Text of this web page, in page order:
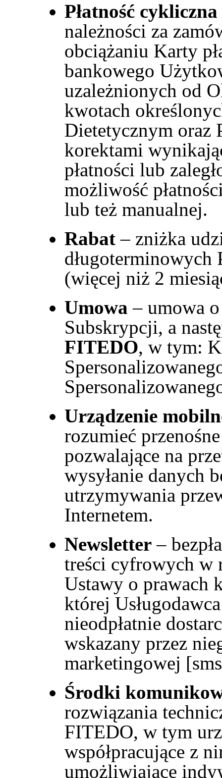
Płatność cykliczna
należności za
obciążaniu Karty
bankowego
uzależnionych od
kwotach
Dietetycznym oraz
korektami
płatności lub
możliwość
lub też manualnej.
Rabat – zniżka
długoterminowych
(więcej niż 2
Umowa – umowa
Subskrypcji, a
FITEDO, w tym:
Urządzenie
rozumieć
pozwalające na
wysyłanie danych
utrzymywania
Internetem.
Newsletter –
treści cyfrowych w
Ustawy o prawach
której
nieodpłatnie
wskazany przez
marketingowej
Środki
rozwiązania
FITEDO, w tym
współpracujące z
umożliwiające